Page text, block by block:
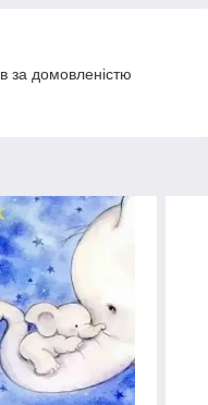
за домовленістю